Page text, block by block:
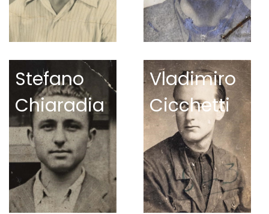
Stefano
Chiaradia
Vladimiro
Cicchetti